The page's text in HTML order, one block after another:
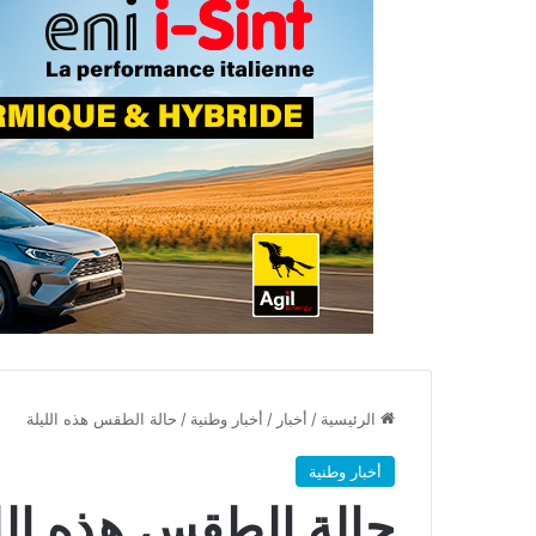
الرئيسية / أخبار / أخبار وطنية / حالة الطقس هذه الليلة
أخبار وطنية